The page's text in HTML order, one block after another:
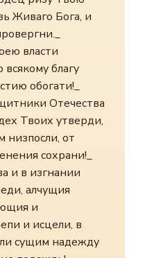
Живаго Бога, и
власти
благу
обогати!_
Отечества
Твоих утверди,
низпосли, от
сохрани!_
и в изгнании
алчущия
и
и исцели, в
сущим надежду